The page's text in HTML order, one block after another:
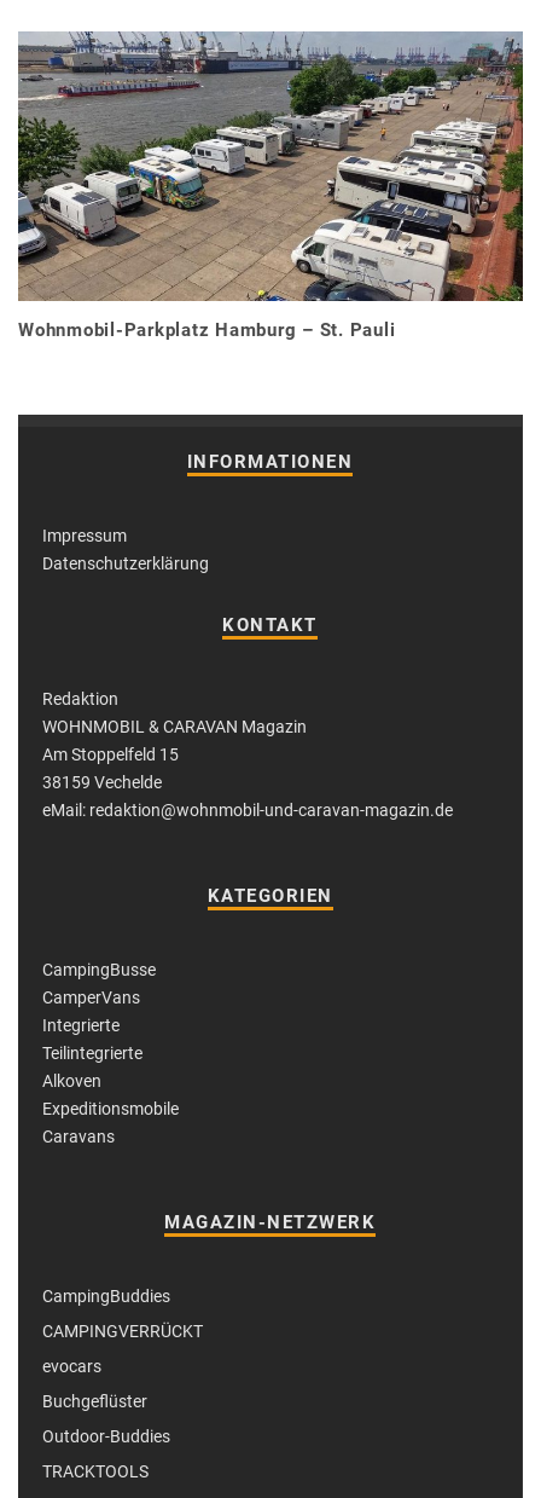
Wohnmobil-Parkplatz Hamburg – St. Pauli
INFORMATIONEN
Impressum
Datenschutzerklärung
KONTAKT
Redaktion
WOHNMOBIL & CARAVAN Magazin
Am Stoppelfeld 15
38159 Vechelde
eMail: redaktion@wohnmobil-und-caravan-magazin.de
KATEGORIEN
CampingBusse
CamperVans
Integrierte
Teilintegrierte
Alkoven
Expeditionsmobile
Caravans
MAGAZIN-NETZWERK
CampingBuddies
CAMPINGVERRÜCKT
evocars
Buchgeflüster
Outdoor-Buddies
TRACKTOOLS